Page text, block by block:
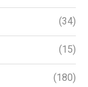
(34)
(15)
(180)